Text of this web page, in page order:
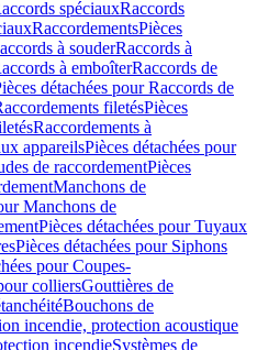
spéciauxRaccords
RaccordementsPièces
à souderRaccords à
à emboîterRaccords de
détachées pour Raccords de
filetésPièces
Raccordements à
appareilsPièces détachées pour
de raccordementPièces
Manchons de
Manchons de
Pièces détachées pour Tuyaux
Pièces détachées pour Siphons
pour Coupes-
colliersGouttières de
Bouchons de
incendie, protection acoustique
incendieSystèmes de